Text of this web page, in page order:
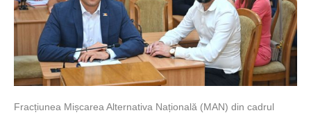
Fracțiunea Mișcarea Alternativa Națională (MAN) din cadrul